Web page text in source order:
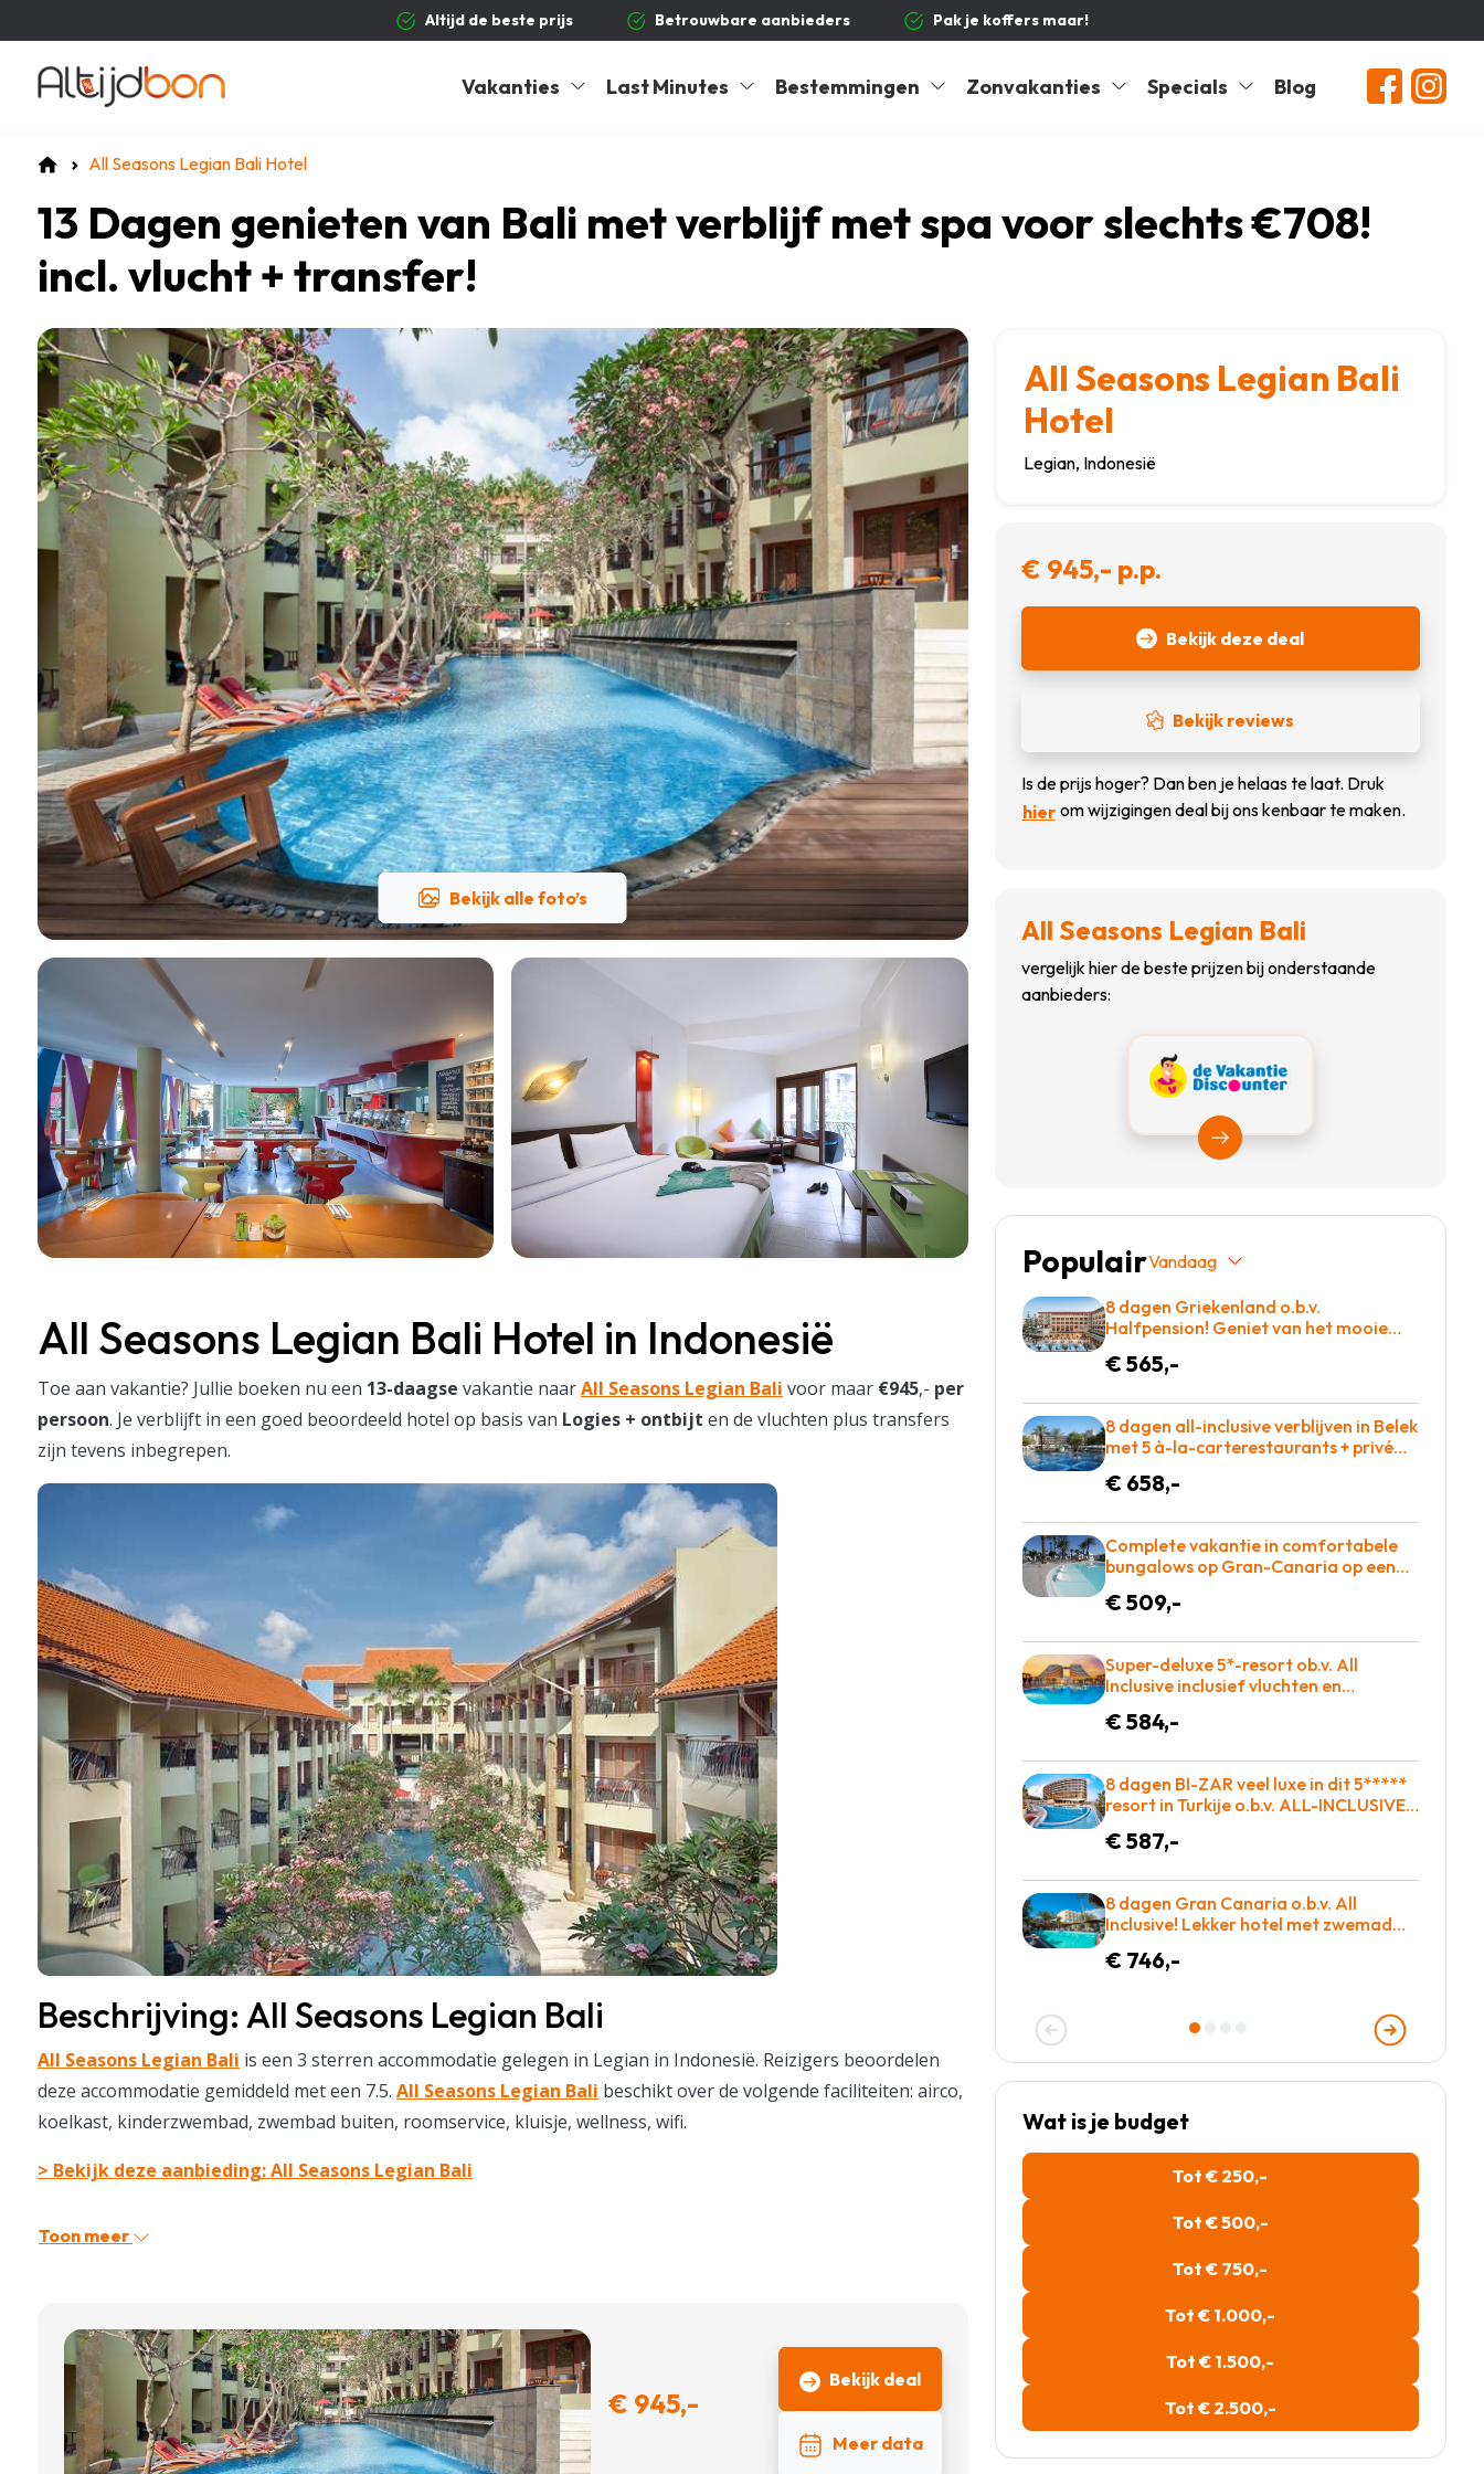
Altijd de beste prijs Betrouwbare aanbieders Pak je koffers maar!
Vakanties Last Minutes Bestemmingen Zonvakanties Specials Blog
All Seasons Legian Bali Hotel
13 Dagen genieten van Bali met verblijf met spa voor slechts €708!
incl. vlucht + transfer!
Bekijk alle foto’s
All Seasons Legian Bali Hotel in Indonesië
Toe aan vakantie? Jullie boeken nu een 13-daagse vakantie naarAll Seasons Legian Bali voor maar €945,- per
persoon. Je verblijft in een goed beoordeeld hotel op basis van Logies + ontbijt en de vluchten plus transfers
zijn tevens inbegrepen.
Beschrijving: All Seasons Legian Bali
All Seasons Legian Bali is een 3 sterren accommodatie gelegen in Legian in Indonesië. Reizigers beoordelen
deze accommodatie gemiddeld met een 7.5. All Seasons Legian Bali beschikt over de volgende faciliteiten: airco,
koelkast, kinderzwembad, zwembad buiten, roomservice, kluisje, wellness, wifi.
> Bekijk deze aanbieding: All Seasons Legian Bali
Toon meer
€ 945,-
Bekijk deal
Meer data
All Seasons Legian Bali
Hotel
Legian, Indonesië
€ 945,- p.p.
Bekijk deze deal
Bekijk reviews
Is de prijs hoger? Dan ben je helaas te laat. Druk
hier om wijzigingen deal bij ons kenbaar te maken.
All Seasons Legian Bali
vergelijk hier de beste prijzen bij onderstaande
aanbieders:
Bekijk Vakantiediscounter
PopulairVandaag
8 dagen Griekenland o.b.v.
Halfpension! Geniet van het mooie
ligbed aan het zwembad! €565 p.p. =
€ 565,-
8 dagen all-inclusive verblijven in Belek
met 5 à-la-carterestaurants + privé
year award voor maar €658 =
€ 658,-
Complete vakantie in comfortabele
bungalows op Gran-Canaria op een
ruim opgezet complex o.b.v.
halfpension = BOEKEN!
€ 509,-
Super-deluxe 5*-resort ob.v. All
Inclusive inclusief vluchten en
€ 584,-
8 dagen BI-ZAR veel luxe in dit 5*****
resort in Turkije o.b.v. ALL-INCLUSIVE =
€ 587,-
8 dagen Gran Canaria o.b.v. All
Inclusive! Lekker hotel met zwemad
€ 746,-
Wat is je budget
Tot € 250,-
Tot € 500,-
Tot € 750,-
Tot € 1.000,-
Tot € 1.500,-
Tot € 2.500,-